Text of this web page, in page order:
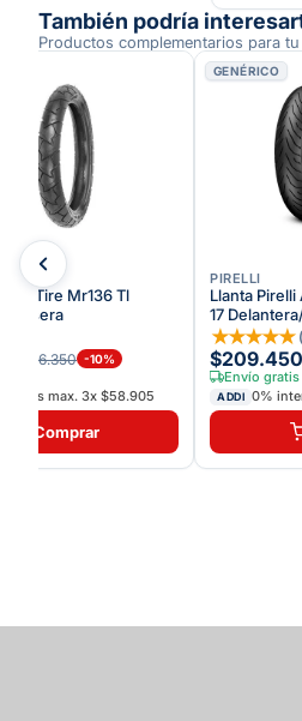
También podría
Productos complementarios para
Tire Mr136 Tl
Trasera
$196.350 -10%
max. 3x $58.905
Comprar
GENÉRICO
PIRELLI
Llanta
17
★★★★★ (
$209.450
Envío gratis
ADDI 0%